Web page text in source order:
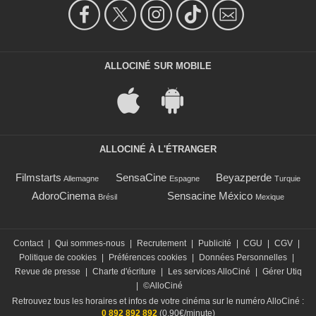
ALLOCINÉ SUR MOBILE
ALLOCINÉ À L'ÉTRANGER
Filmstarts Allemagne SensaCine Espagne Beyazperde Turquie
AdoroCinema Brésil Sensacine México Mexique
Contact | Qui sommes-nous | Recrutement | Publicité | CGU | CGV |
Politique de cookies | Préférences cookies | Données Personnelles |
Revue de presse
| Charte d'écriture | Les services AlloCiné | Gérer Utiq
| ©AlloCiné
Retrouvez tous les horaires et infos de votre cinéma sur le numéro AlloCiné :
0 892 892 892(0,90€/minute)